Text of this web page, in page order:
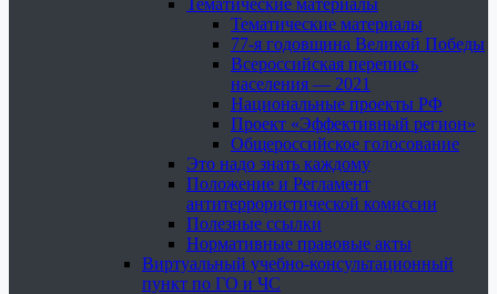
Тематические материалы
Тематические материалы
77-я годовщина Великой Победы
Всероссийская перепись
населения — 2021
Национальные проекты РФ
Проект «Эффективный регион»
Общероссийское голосование
Это надо знать каждому
Положение и Регламент
антитеррористической комиссии
Полезные ссылки
Нормативные правовые акты
Виртуальный учебно-консультационный
пункт по ГО и ЧС